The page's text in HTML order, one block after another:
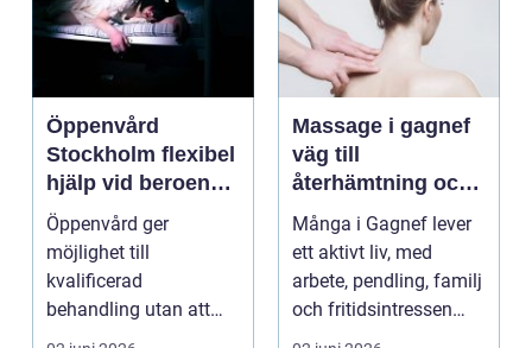
Öppenvård
Stockholm flexibel
hjälp vid beroende
och annan
problematik
Öppenvård ger
möjlighet till
kvalificerad
behandling utan att
personen behöver
Massage i gagnef
väg till
återhämtning och
bättre hälsa
Många i Gagnef lever
ett aktivt liv, med
arbete, pendling, familj
och fritidsintressen
som ska få pl...